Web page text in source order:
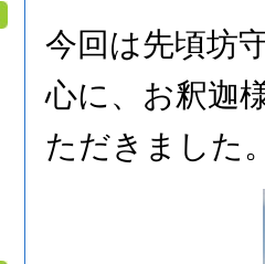
今回は先頃坊
心に、お釈迦
ただきました